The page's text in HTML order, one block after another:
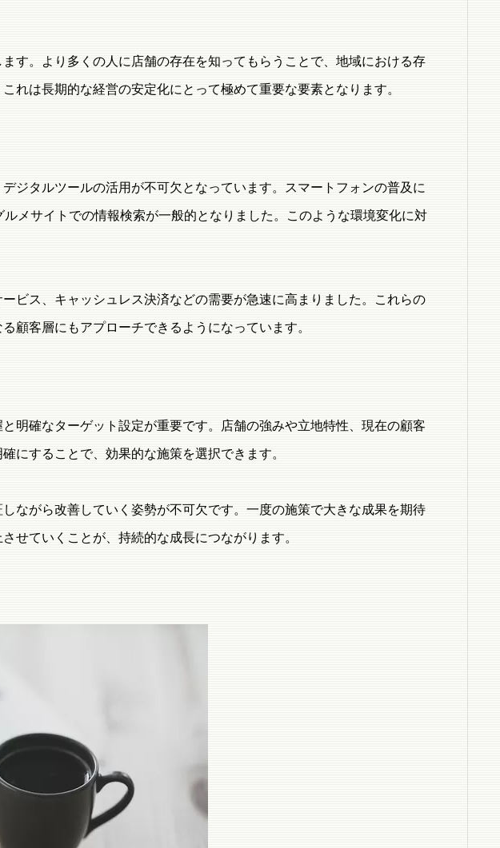
す。より多くの人に店舗の存在を知ってもらうことで、地域における存
れは長期的な経営の安定化にとって極めて重要な要素となります。
ジタルツールの活用が不可欠となっています。スマートフォンの普及に
メサイトでの情報検索が一般的となりました。このような環境変化に対
ビス、キャッシュレス決済などの需要が急速に高まりました。これらの
顧客層にもアプローチできるようになっています。
明確なターゲット設定が重要です。店舗の強みや立地特性、現在の顧客
にすることで、効果的な施策を選択できます。
ながら改善していく姿勢が不可欠です。一度の施策で大きな成果を期待
せていくことが、持続的な成長につながります。